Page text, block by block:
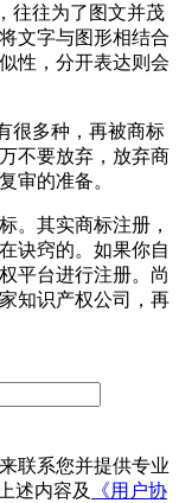
往往为了图文并茂
文字与图形相结合
性，分开表达则会
很多种，再被商标
不要放弃，放弃商
审的准备。
。其实商标注册，
诀窍的。如果你自
平台进行注册。尚
知识产权公司，再
联系您并提供专业
述内容及
《用户协